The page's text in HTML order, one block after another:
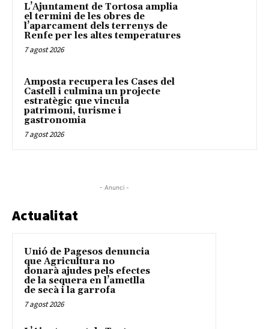
L’Ajuntament de Tortosa amplia
el termini de les obres de
l’aparcament dels terrenys de
Renfe per les altes temperatures
7 agost 2026
Amposta recupera les Cases del
Castell i culmina un projecte
estratègic que vincula
patrimoni, turisme i
gastronomia
7 agost 2026
- Anunci -
Actualitat
Unió de Pagesos denuncia
que Agricultura no
donarà ajudes pels efectes
de la sequera en l’ametlla
de secà i la garrofa
7 agost 2026